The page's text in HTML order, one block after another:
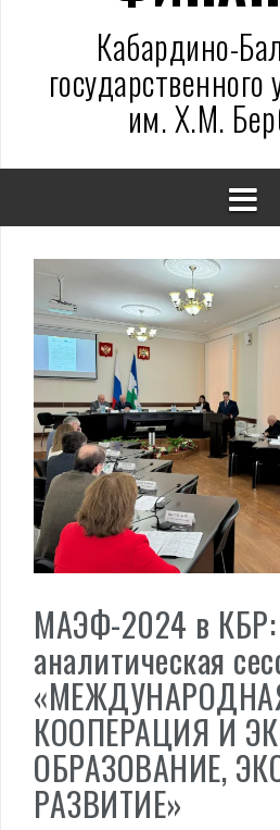
Кабардино-
им. Х.М.
МАЭФ-2024 в КБР:
аналитическая
КООПЕРАЦИЯ И
ОБРАЗОВАНИЕ,
РАЗВИТИЕ»